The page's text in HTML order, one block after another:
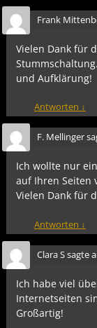
Frank
Vielen Dank für
und Aufklärung!
Antworten ↓
F. Mellinger
Ich wollte nur
auf Ihren Seiten
Vielen Dank für
Antworten ↓
Clara Ssagte
Ich habe viel
Internetseiten
Großartig!